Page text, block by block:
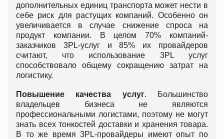
дополнительных единиц транспорта может нести в
себе риск для растущих компаний. Особенно он
увеличивается в случае снижение спроса на
продукт компании. В целом 70% компаний-
заказчиков 3PL-услуг и 85% их провайдеров
считают, что использование 3PL услуг
способствовало общему сокращению затрат на
логистику.
Повышение качества услуг. Большинство
владельцев бизнеса не являются
профессиональными логистами, поэтому не могут
знать всех тонкостей доставки и хранения товара.
В то же время 3PL-провайдеры имеют опыт по